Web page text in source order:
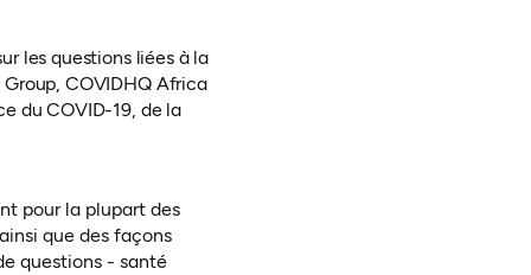
les questions liées à la
COVIDHQ Africa
du COVID-19, de la
pour la plupart des
que des façons
questions - santé